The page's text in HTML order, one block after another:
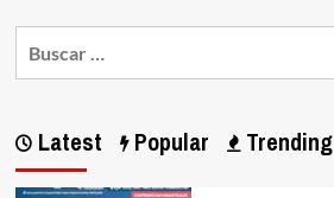
Latest Popular Trending